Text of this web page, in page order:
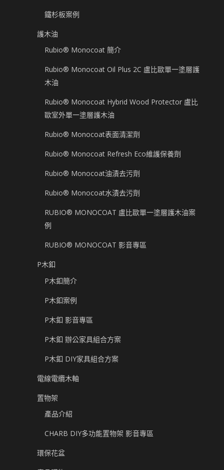
鐵杉板案例
護木油
Rubio® Monocoat 簡介
Rubio® Monocoat Oil Plus 2C 盧比歐單一塗層護
木油
Rubio® Monocoat Hybrid Wood Protector 盧比
歐室外單一塗層護木油
Rubio® Monocoat表面清潔劑
Rubio® Monocoat Refresh Eco維護保養劑
Rubio® Monocoat油漬去污劑
Rubio® Monocoat水漬去污劑
RUBIO® MONOCOAT 盧比歐單一塗層護木油案
例
RUBIO® MONOCOAT 影音專區
P木釦
P木釦簡介
P木釦案例
P木釦 影音專區
P木釦 辦公家具組合方案
P木釦 DIY家具組合方案
電線電纜木軸
置物架
產品介紹
CHARB DIY多功能置物架 影音專區
環保花盆